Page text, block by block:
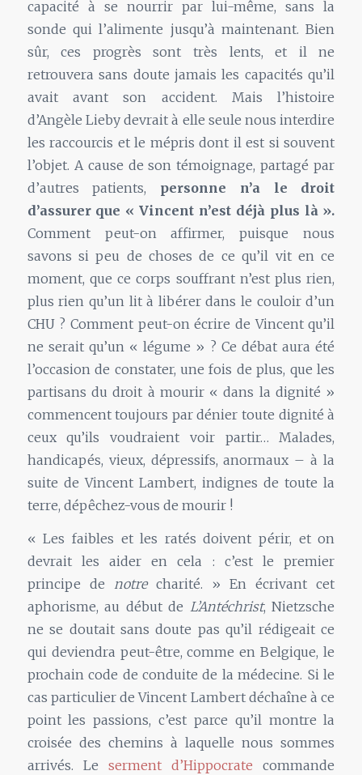
capacité à se nourrir par lui-même, sans la
sonde qui l’alimente jusqu’à maintenant. Bien
sûr, ces progrès sont très lents, et il ne
retrouvera sans doute jamais les capacités qu’il
avait avant son accident. Mais l’histoire
d’Angèle Lieby devrait à elle seule nous interdire
les raccourcis et le mépris dont il est si souvent
l’objet. A cause de son témoignage, partagé par
d’autres patients, personne n’a le droit
d’assurer que « Vincent n’est déjà plus là ».
Comment peut-on affirmer, puisque nous
savons si peu de choses de ce qu’il vit en ce
moment, que ce corps souffrant n’est plus rien,
plus rien qu’un lit à libérer dans le couloir d’un
CHU ? Comment peut-on écrire de Vincent qu’il
ne serait qu’un « légume » ? Ce débat aura été
l’occasion de constater, une fois de plus, que les
partisans du droit à mourir « dans la dignité »
commencent toujours par dénier toute dignité à
ceux qu’ils voudraient voir partir… Malades,
handicapés, vieux, dépressifs, anormaux – à la
suite de Vincent Lambert, indignes de toute la
terre, dépêchez-vous de mourir !
« Les faibles et les ratés doivent périr, et on
devrait les aider en cela : c’est le premier
principe de notrecharité. » En écrivant cet
aphorisme, au début de L’Antéchrist, Nietzsche
ne se doutait sans doute pas qu’il rédigeait ce
qui deviendra peut-être, comme en Belgique, le
prochain code de conduite de la médecine. Si le
cas particulier de Vincent Lambert déchaîne à ce
point les passions, c’est parce qu’il montre la
croisée des chemins à laquelle nous sommes
arrivés. Le serment d’Hippocrate commande